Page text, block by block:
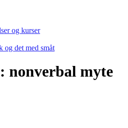
og kurser
og det med småt
nonverbal myte